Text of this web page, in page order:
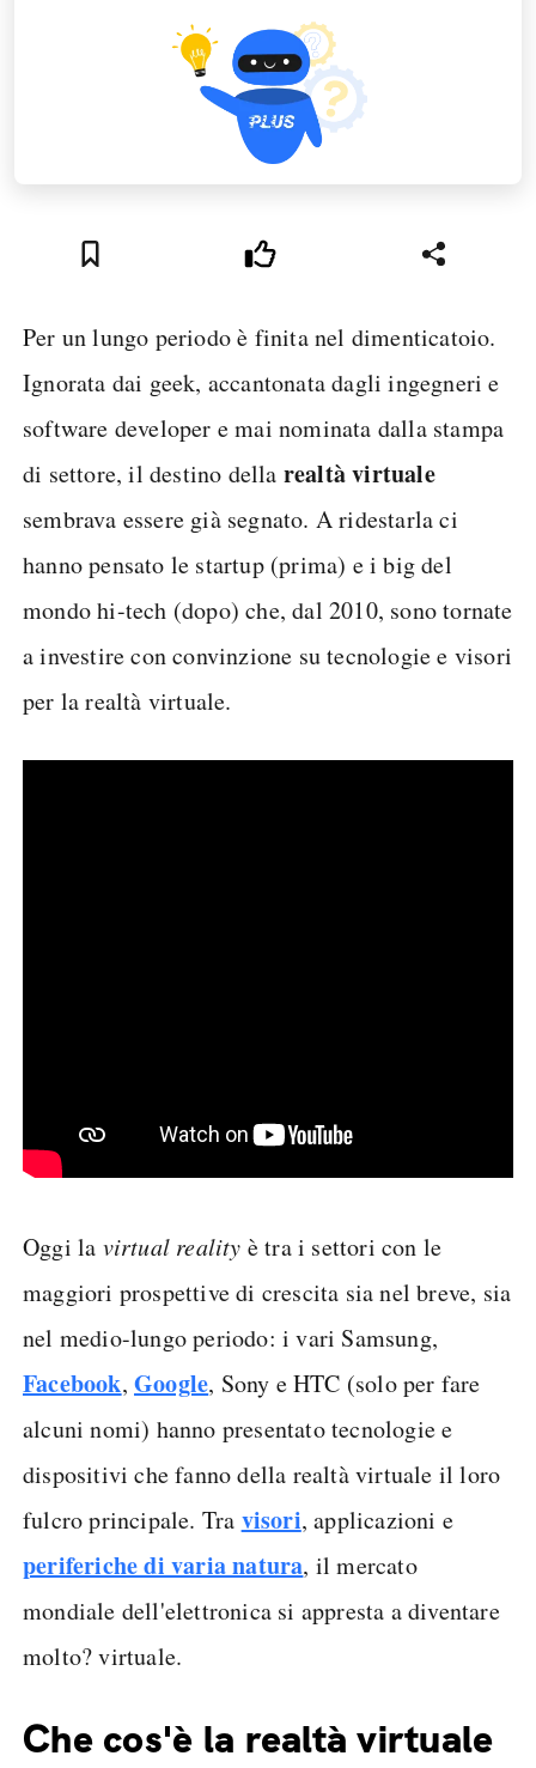
Per un lungo periodo è finita nel dimenticatoio.
Ignorata dai geek, accantonata dagli ingegneri e
software developer e mai nominata dalla stampa
di settore, il destino della realtà virtuale
sembrava essere già segnato. A ridestarla ci
hanno pensato le startup (prima) e i big del
mondo hi-tech (dopo) che, dal 2010, sono tornate
a investire con convinzione su tecnologie e visori
per la realtà virtuale.
Oggi la virtual reality è tra i settori con le
maggiori prospettive di crescita sia nel breve, sia
nel medio-lungo periodo: i vari Samsung,
Facebook,Google, Sony e HTC (solo per fare
alcuni nomi) hanno presentato tecnologie e
dispositivi che fanno della realtà virtuale il loro
fulcro principale. Tra visori, applicazioni e
periferiche di varia natura, il mercato
mondiale dell'elettronica si appresta a diventare
molto? virtuale.
Che cos'è la realtà virtuale